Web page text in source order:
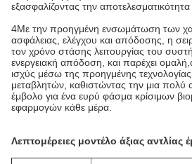
εξασφαλίζοντας την
4Με την προηγμένη ενσωμάτωση των
ασφάλειας, ελέγχου και απόδοσης, η
τον χρόνο στάσης λειτουργίας του
ενεργειακή απόδοση, και παρέχει
ισχύς μέσω της προηγμένης
μεταβλητών, καθιστώντας την μια πολύ
έμβολο για ένα ευρύ φάσμα κρίσιμων
εφαρμογών κάθε μέρα.
Λεπτομέρειες μοντέλο άξιας